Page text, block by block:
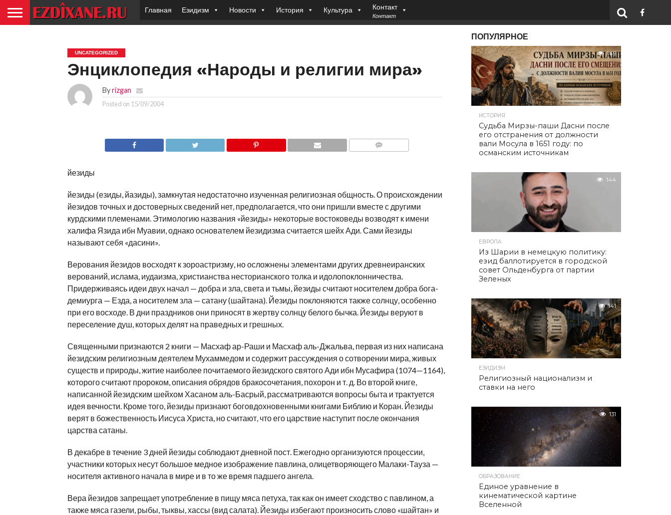
Главная Езидизм Новости История Культура Контакт
Контакт
UNCATEGORIZED
Энциклопедия «Народы и религии мира»
Byrizgan
Posted on 15/09/2004
йезиды
йезиды (езиды, йазиды), замкнутая недостаточно изученная религиозная общность. О происхождении
йезидов точных и достоверных сведений нет, предполагается, что они пришли вместе с другими
курдскими племенами. Этимологию названия «йезиды» некоторые востоковеды возводят к имени
халифа Язида ибн Муавии, однако основателем йезидизма считается шейх Ади. Сами йезиды
называют себя «дасини».
Верования йезидов восходят к зороастризму, но осложнены элементами других древнеиранских
верований, ислама, иудаизма, христианства несторианского толка и идолопоклонничества.
Придерживаясь идеи двух начал — добра и зла, света и тьмы, йезиды считают носителем добра бога-
демиурга — Езда, а носителем зла — сатану (шайтана). Йезиды поклоняются также солнцу, особенно
при его восходе. В дни праздников они приносят в жертву солнцу белого бычка. Йезиды веруют в
переселение душ, которых делят на праведных и грешных.
Священными признаются 2 книги — Масхаф ар-Раши и Масхаф аль-Джальва, первая из них написана
йезидским религиозным деятелем Мухаммедом и содержит рассуждения о сотворении мира, живых
существ и природы, житие наиболее почитаемого йезидского святого Ади ибн Мусафира (1074—1164),
которого считают пророком, описания обрядов бракосочетания, похорон и т. д. Во второй книге,
написанной йезидским шейхом Хасаном аль-Басрый, рассматриваются вопросы быта и трактуется
идея вечности. Кроме того, йезиды признают боговдохновенными книгами Библию и Коран. Йезиды
верят в божественность Иисуса Христа, но считают, что его царствие наступит после окончания
царства сатаны.
В декабре в течение 3 дней йезиды соблюдают дневной пост. Ежегодно организуются процессии,
участники которых несут большое медное изображение павлина, олицетворяющего Малаки-Тауза —
носителя активного начала в мире и в то же время падшего ангела.
Вера йезидов запрещает употребление в пищу мяса петуха, так как он имеет сходство с павлином, а
также мяса газели, рыбы, тыквы, хассы (вид салата). Йезиды избегают произносить слово «шайтан» и
ПОПУЛЯРНОЕ
149
ИСТОРИЯ
Судьба Мирзы-паши Дасни после
его отстранения от должности
вали Мосула в 1651 году: по
османским источникам
144
ЕВРОПА
Из Шарии в немецкую политику:
езид баллотируется в городской
совет Ольденбурга от партии
Зеленых
141
ЕЗИДИЗМ
Религиозный национализм и
ставки на него
131
ОБРАЗОВАНИЕ
Единое уравнение в
кинематической картине
Вселенной